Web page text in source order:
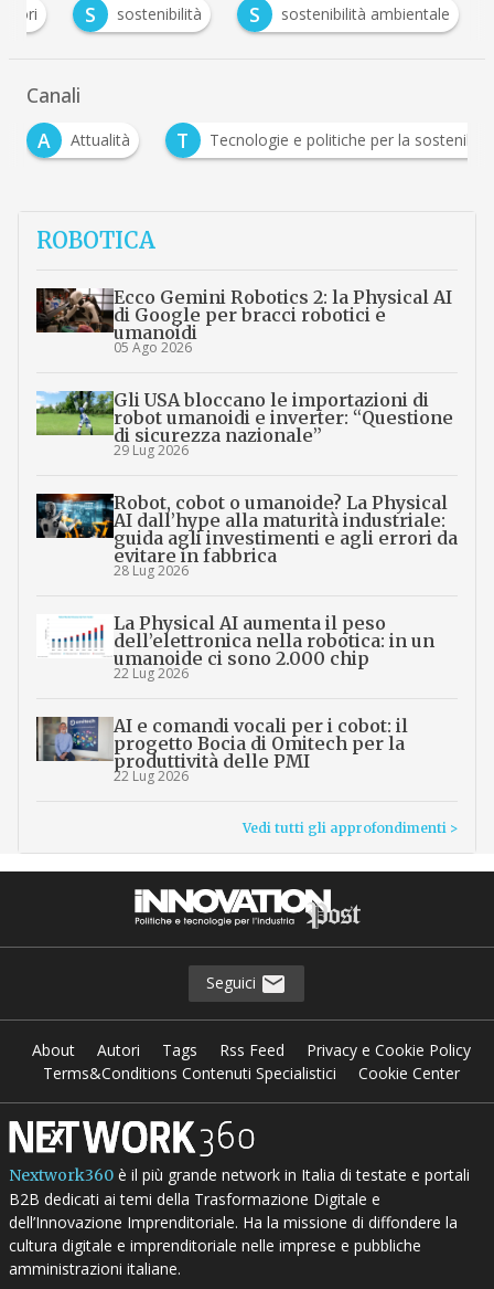
S sostenibilità S sostenibilità ambientale
Canali
A
Attualità T Tecnologie e politiche per la
ROBOTICA
Ecco Gemini Robotics 2: la Physical AI
di Google per bracci robotici e
umanoidi
05 Ago 2026
Gli USA bloccano le importazioni di
robot umanoidi e inverter: “Questione
di sicurezza nazionale”
29 Lug 2026
Robot, cobot o umanoide? La Physical
AI dall’hype alla maturità industriale:
guida agli investimenti e agli errori da
evitare in fabbrica
28 Lug 2026
La Physical AI aumenta il peso
dell’elettronica nella robotica: in un
umanoide ci sono 2.000 chip
22 Lug 2026
AI e comandi vocali per i cobot: il
progetto Bocia di Omitech per la
produttività delle PMI
22 Lug 2026
Vedi tutti gli approfondimenti >
Seguici
About Autori Tags Rss Feed
Privacy e Cookie Policy
Terms&Conditions Contenuti Specialistici
Cookie Center
Nextwork360è il più grande network in Italia di testate e portali
B2B dedicati ai temi della Trasformazione Digitale e
dell’Innovazione Imprenditoriale. Ha la missione di diffondere la
cultura digitale e imprenditoriale nelle imprese e pubbliche
amministrazioni italiane.